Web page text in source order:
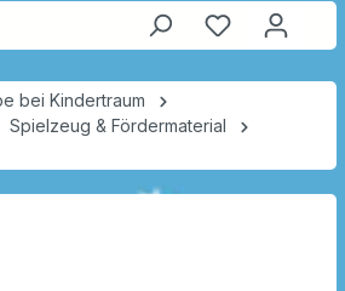
bei Kindertraum
Spielzeug & Fördermaterial